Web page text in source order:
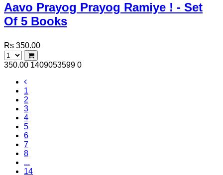
Aavo Prayog Prayog Ramiye ! - Set
Of 5 Books
Rs 350.00
350.00 1409053599 0
1
2
3
4
5
6
7
8
...
14